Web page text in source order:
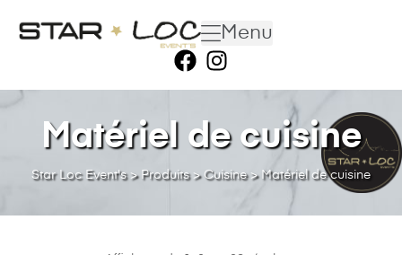
Menu
Star Loc Event's> Produits> Cuisine> Matériel de cuisine
Matériel de cuisine